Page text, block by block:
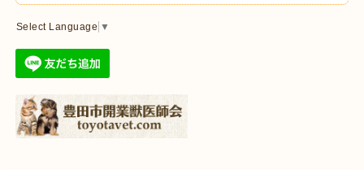
Select Language ▼